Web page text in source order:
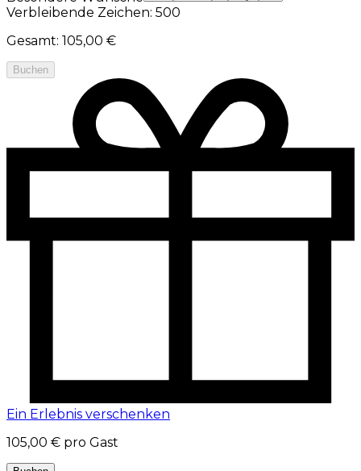
Verbleibende Zeichen: 500
Gesamt: 105,00 €
Buchen
Ein Erlebnis verschenken
105,00 € pro Gast